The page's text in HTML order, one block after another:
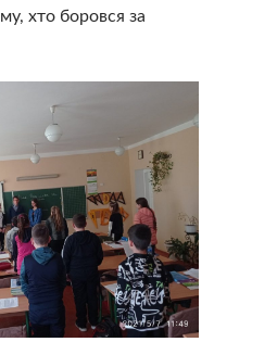
хто боровся за